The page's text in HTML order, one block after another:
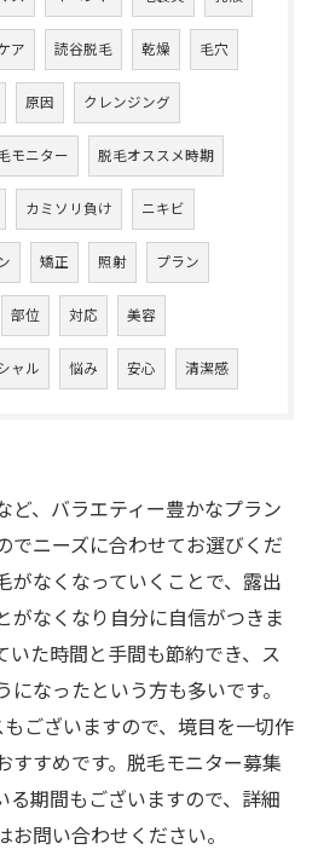
ア 読谷脱毛 乾燥 毛穴
原因 クレンジング
モニター 脱毛オススメ時期
カミソリ負け ニキビ
矯正 照射 プラン
部位 対応 美容
ャル 悩み 安心 清潔感
ど、バラエティー豊かなプラン
でニーズに合わせてお選びくだ
がなくなっていくことで、露出
がなくなり自分に自信がつきま
いた時間と手間も節約でき、ス
になったという方も多いです。
ございますので、境目を一切作
すすめです。脱毛モニター募集
る期間もございますので、詳細
お問い合わせください。